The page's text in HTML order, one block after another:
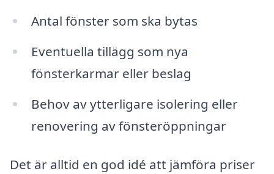
Antal fönster som ska bytas
Eventuella tillägg som nya
fönsterkarmar eller beslag
Behov av ytterligare isolering eller
renovering av fönsteröppningar
Det är alltid en god idé att jämföra priser